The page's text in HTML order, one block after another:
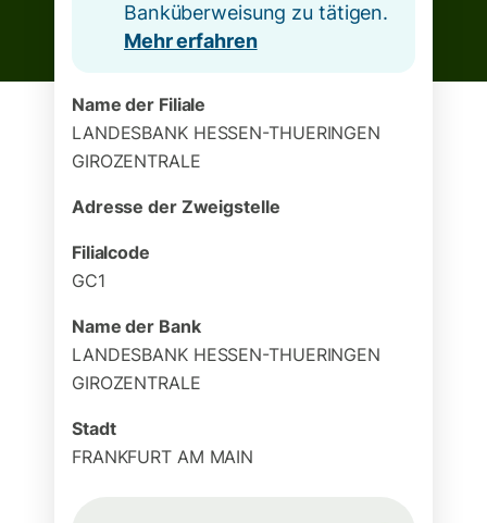
Banküberweisung zu tätigen.
Mehr erfahren
Name der Filiale
LANDESBANK HESSEN-THUERINGEN
GIROZENTRALE
Adresse der Zweigstelle
Filialcode
GC1
Name der Bank
LANDESBANK HESSEN-THUERINGEN
GIROZENTRALE
Stadt
FRANKFURT AM MAIN